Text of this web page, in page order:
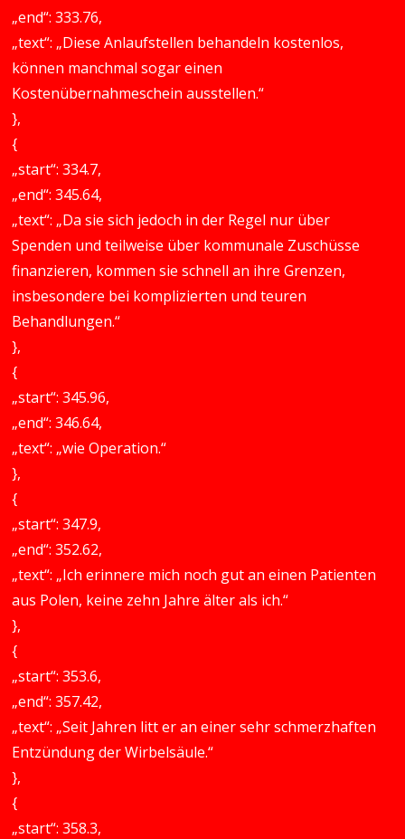
„end“: 333.76,
„text“: „Diese Anlaufstellen behandeln kostenlos,
können manchmal sogar einen
Kostenübernahmeschein ausstellen.“
},
{
„start“: 334.7,
„end“: 345.64,
„text“: „Da sie sich jedoch in der Regel nur über
Spenden und teilweise über kommunale Zuschüsse
finanzieren, kommen sie schnell an ihre Grenzen,
insbesondere bei komplizierten und teuren
Behandlungen.“
},
{
„start“: 345.96,
„end“: 346.64,
„text“: „wie Operation.“
},
{
„start“: 347.9,
„end“: 352.62,
„text“: „Ich erinnere mich noch gut an einen Patienten
aus Polen, keine zehn Jahre älter als ich.“
},
{
„start“: 353.6,
„end“: 357.42,
„text“: „Seit Jahren litt er an einer sehr schmerzhaften
Entzündung der Wirbelsäule.“
},
{
„start“: 358.3,